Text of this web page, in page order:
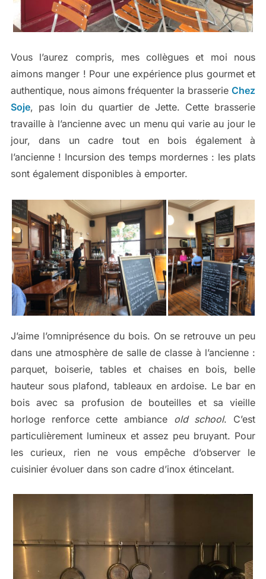
Vous l’aurez compris, mes collègues et moi nous
aimons manger ! Pour une expérience plus gourmet et
authentique, nous aimons fréquenter la brasserieChez
Soje, pas loin du quartier de Jette. Cette brasserie
travaille à l’ancienne avec un menu qui varie au jour le
jour, dans un cadre tout en bois également à
l’ancienne ! Incursion des temps mordernes : les plats
sont également disponibles à emporter.
J’aime l’omniprésence du bois. On se retrouve un peu
dans une atmosphère de salle de classe à l’ancienne :
parquet, boiserie, tables et chaises en bois, belle
hauteur sous plafond, tableaux en ardoise. Le bar en
bois avec sa profusion de bouteilles et sa vieille
horloge renforce cette ambiance old school. C’est
particulièrement lumineux et assez peu bruyant. Pour
les curieux, rien ne vous empêche d’observer le
cuisinier évoluer dans son cadre d’inox étincelant.